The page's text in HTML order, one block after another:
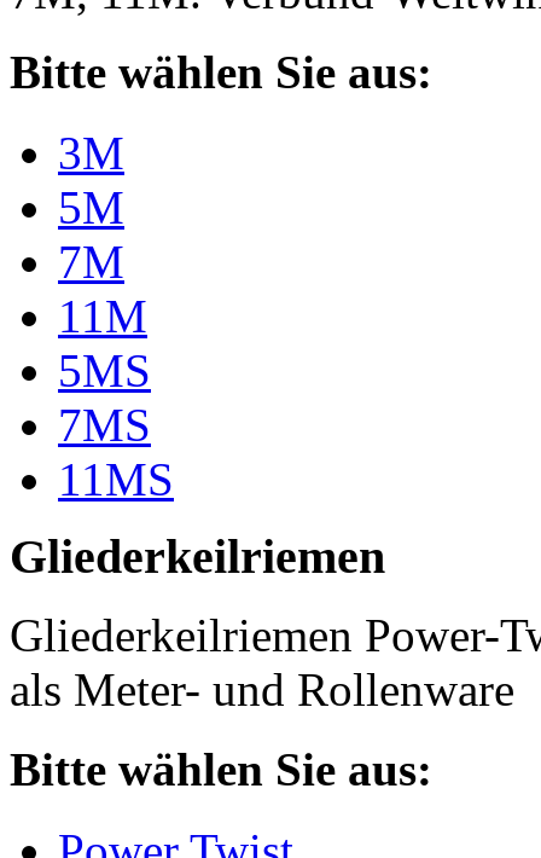
Bitte wählen Sie aus:
3M
5M
7M
11M
5MS
7MS
11MS
Gliederkeilriemen
Gliederkeilriemen Power-
als Meter- und Rollenware
Bitte wählen Sie aus: